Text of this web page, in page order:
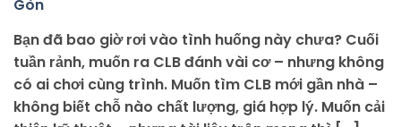
Gòn
Bạn đã bao giờ rơi vào tình huống này chưa? Cuối
tuần rảnh, muốn ra CLB đánh vài cơ – nhưng không
có ai chơi cùng trình. Muốn tìm CLB mới gần nhà –
không biết chỗ nào chất lượng, giá hợp lý. Muốn cải